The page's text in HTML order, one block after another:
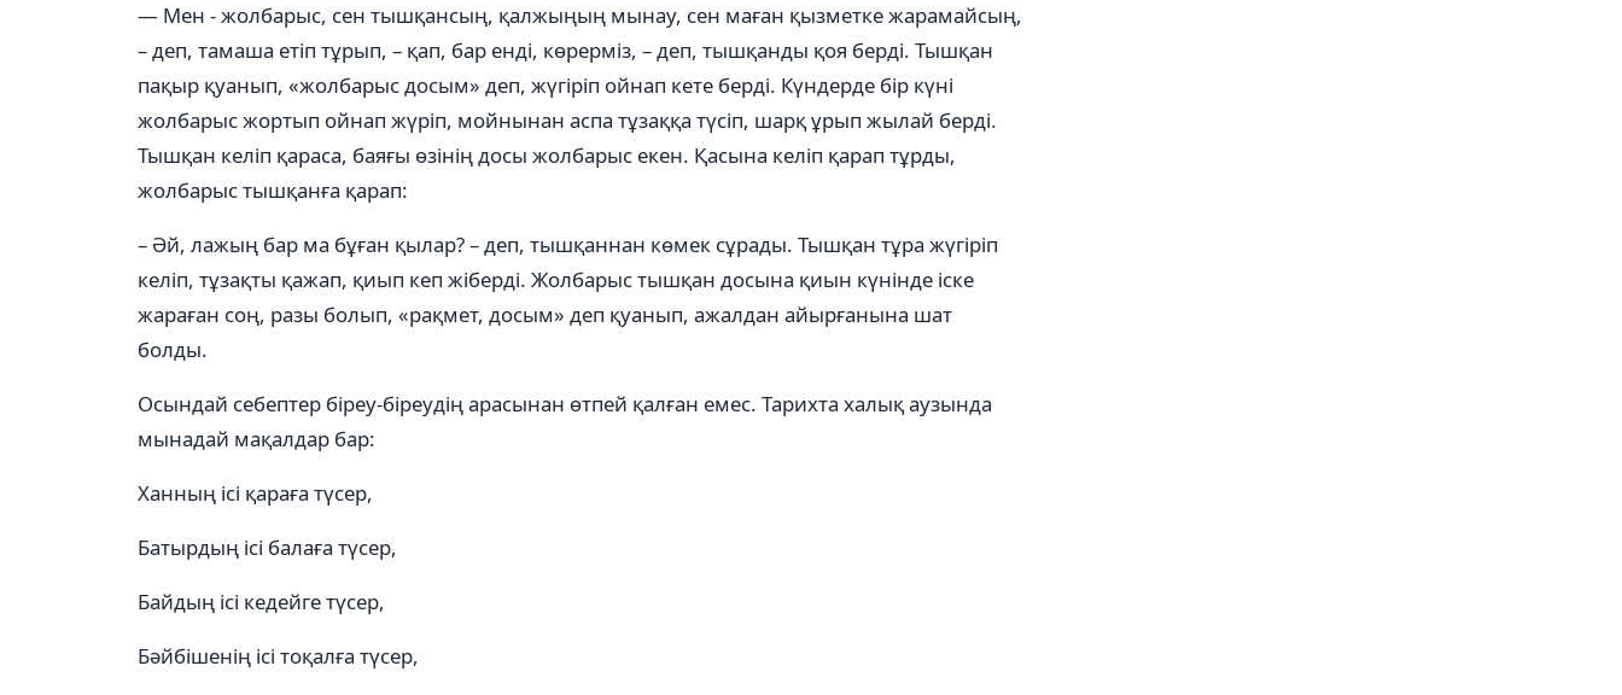
— Мен - жолбарыс, сен тышқансың, қалжыңың мынау, сен маған қызметке жарамайсың,
– деп, тамаша етіп тұрып, – қап, бар енді, көрерміз, – деп, тышқанды қоя берді. Тышқан
пақыр қуанып, «жолбарыс досым» деп, жүгіріп ойнап кете берді. Күндерде бір күні
жолбарыс жортып ойнап жүріп, мойнынан аспа тұзаққа түсіп, шарқ ұрып жылай берді.
Тышқан келіп қараса, баяғы өзінің досы жолбарыс екен. Қасына келіп қарап тұрды,
жолбарыс тышқанға қарап:
– Әй, лажың бар ма бұған қылар? – деп, тышқаннан көмек сұрады. Тышқан тұра жүгіріп
келіп, тұзақты қажап, қиып кеп жіберді. Жолбарыс тышқан досына қиын күнінде іске
жараған соң, разы болып, «рақмет, досым» деп қуанып, ажалдан айырғанына шат
болды.
Осындай себептер біреу-біреудің арасынан өтпей қалған емес. Тарихта халық аузында
мынадай мақалдар бар:
Ханның ісі қараға түсер,
Батырдың ісі балаға түсер,
Байдың ісі кедейге түсер,
Бәйбішенің ісі тоқалға түсер,